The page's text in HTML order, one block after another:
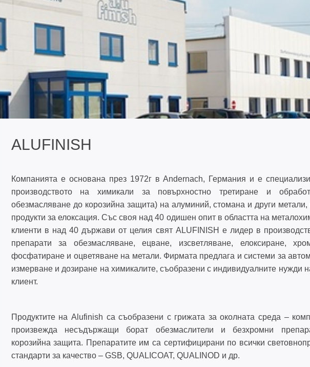
ОТВАРЯЕМА СИСТЕМА С
ПРЕКЪСНАТ ТЕРМИЧЕН МОСТ 70
ММ - TBO70
ФАСАДНА СИСТЕМА 50 ММ - CW50
КОМАРНИЦИ И ПРОФИЛИ ЗА
ЩОРИ
ПОДПРОЗОРЕЧНИ ДЪСКИ
ЪГЛОНАБИВНИ СГЛОБКИ
ALUFINISH
Компанията е основана през 1972г в Andernach, Германия и е
производството на химикали за повърхностно третиране и
обезмасляване до корозийна защита) на алуминий, стомана и други метали,
продукти за елоксация. Със своя над 40 одишен опит в областта на
клиенти в над 40 държави от целия свят ALUFINISH е лидер в
препарати за обезмасляване, ецване, изсветляване, елоксиране,
фосфатиране и оцветяване на метали. Фирмата предлага и системи за
измерване и дозиране на химикалите, съобразени с индивидуалните нужди
клиент.
Продуктите на Alufinish са съобразени с грижата за околната среда –
произвежда несъдържащи борат обезмаслители и безхромни
корозийна защита. Препаратите им са сертифицирани по всички
стандарти за качество – GSB, QUALICOAT, QUALINOD и др.